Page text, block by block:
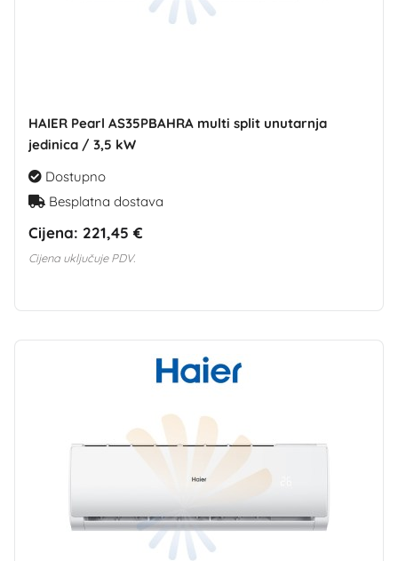
HAIER Pearl AS35PBAHRA multi split unutarnja
jedinica / 3,5 kW
Dostupno
Besplatna dostava
Cijena: 221,45 €
Cijena uključuje PDV.